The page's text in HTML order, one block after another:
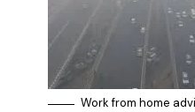
Work from home